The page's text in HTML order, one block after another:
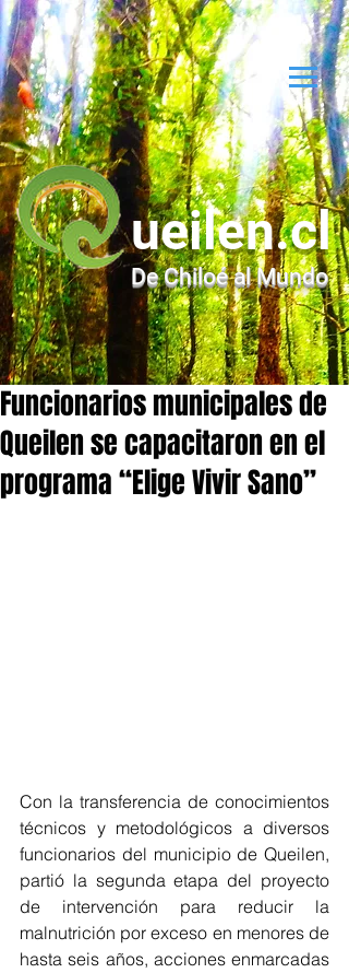
ueilen.cl
De Chiloé al Mundo
Funcionarios municipales de
Queilen se capacitaron en el
programa “Elige Vivir Sano”
Con la transferencia de conocimientos
técnicos y metodológicos a diversos
funcionarios del municipio de Queilen,
partió la segunda etapa del proyecto
de intervención para reducir la
malnutrición por exceso en menores de
hasta seis años, acciones enmarcadas